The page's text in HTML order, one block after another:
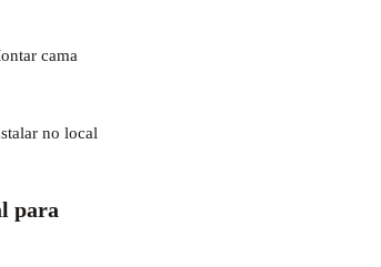
cama
no local
para